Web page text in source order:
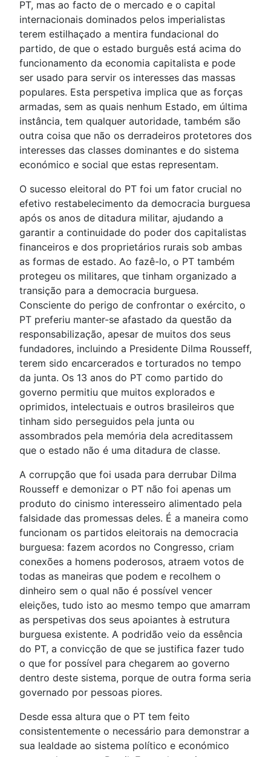
PT, mas ao facto de o mercado e o capital
internacionais dominados pelos imperialistas
terem estilhaçado a mentira fundacional do
partido, de que o estado burguês está acima do
funcionamento da economia capitalista e pode
ser usado para servir os interesses das massas
populares. Esta perspetiva implica que as forças
armadas, sem as quais nenhum Estado, em última
instância, tem qualquer autoridade, também são
outra coisa que não os derradeiros protetores dos
interesses das classes dominantes e do sistema
económico e social que estas representam.
O sucesso eleitoral do PT foi um fator crucial no
efetivo restabelecimento da democracia burguesa
após os anos de ditadura militar, ajudando a
garantir a continuidade do poder dos capitalistas
financeiros e dos proprietários rurais sob ambas
as formas de estado. Ao fazê-lo, o PT também
protegeu os militares, que tinham organizado a
transição para a democracia burguesa.
Consciente do perigo de confrontar o exército, o
PT preferiu manter-se afastado da questão da
responsabilização, apesar de muitos dos seus
fundadores, incluindo a Presidente Dilma Rousseff,
terem sido encarcerados e torturados no tempo
da junta. Os 13 anos do PT como partido do
governo permitiu que muitos explorados e
oprimidos, intelectuais e outros brasileiros que
tinham sido perseguidos pela junta ou
assombrados pela memória dela acreditassem
que o estado não é uma ditadura de classe.
A corrupção que foi usada para derrubar Dilma
Rousseff e demonizar o PT não foi apenas um
produto do cinismo interesseiro alimentado pela
falsidade das promessas deles. É a maneira como
funcionam os partidos eleitorais na democracia
burguesa: fazem acordos no Congresso, criam
conexões a homens poderosos, atraem votos de
todas as maneiras que podem e recolhem o
dinheiro sem o qual não é possível vencer
eleições, tudo isto ao mesmo tempo que amarram
as perspetivas dos seus apoiantes à estrutura
burguesa existente. A podridão veio da essência
do PT, a convicção de que se justifica fazer tudo
o que for possível para chegarem ao governo
dentro deste sistema, porque de outra forma seria
governado por pessoas piores.
Desde essa altura que o PT tem feito
consistentemente o necessário para demonstrar a
sua lealdade ao sistema político e económico